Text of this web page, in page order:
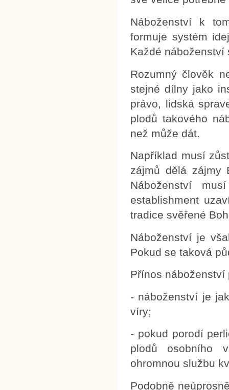
Náboženství k
formuje systém
Každé náboženství
Rozumný člověk
stejné dílny jako
právo, lidská
plodů takového
než může dát.
Například musí
zájmů dělá zájmy
Náboženství
establishment
tradice svěřené
Náboženství je
Pokud se taková
Přínos
- náboženství je
víry;
- pokud porodí
plodů osobního
ohromnou službu
Podobně